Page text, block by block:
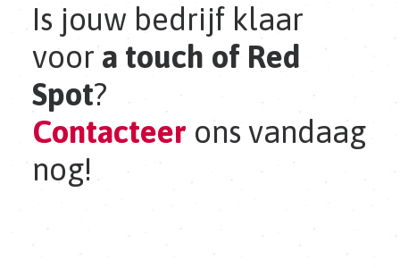
Is jouw bedrijf klaar
voor a touch of Red
Spot?
Contacteer ons vandaag
nog!